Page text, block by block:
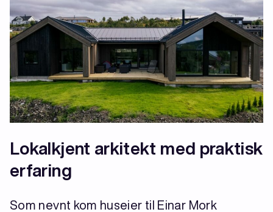
Lokalkjent arkitekt med praktisk
erfaring
Som nevnt kom huseier til Einar Mork